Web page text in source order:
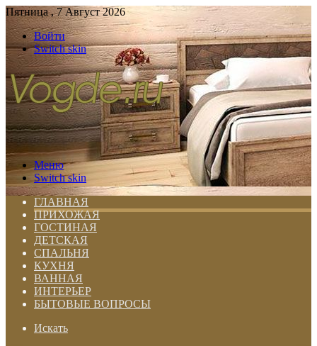
Пятница , 7 Август 2026
Войти
Switch skin
Меню
Switch skin
ГЛАВНАЯ
ПРИХОЖАЯ
ГОСТИНАЯ
ДЕТСКАЯ
СПАЛЬНЯ
КУХНЯ
ВАННАЯ
ИНТЕРЬЕР
БЫТОВЫЕ ВОПРОСЫ
Искать